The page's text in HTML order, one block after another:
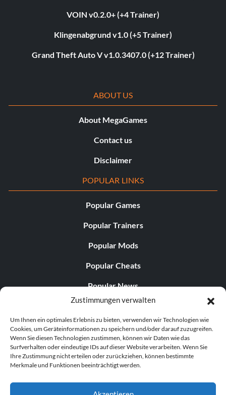
Zustimmungen verwalten
Um Ihnen ein optimales Erlebnis zu bieten, verwenden wir Technologien wie
Cookies, um Geräteinformationen zu speichern und/oder darauf zuzugreifen.
Wenn Sie diesen Technologien zustimmen, können wir Daten wie das
Surfverhalten oder eindeutige IDs auf dieser Website verarbeiten. Wenn Sie
Ihre Zustimmung nicht erteilen oder zurückziehen, können bestimmte
Merkmale und Funktionen beeinträchtigt werden.
VOIN v0.2.0+ (+4 Trainer)
Klingenabgrund v1.0 (+5 Trainer)
Grand Theft Auto V v1.0.3407.0 (+12 Trainer)
ABOUT US
About MegaGames
Contact us
Disclaimer
POPULAR LINKS
Popular Games
Popular Trainers
Popular Mods
Popular Cheats
Popular News
Popular Editorials
Popular Free Games
LATEST UPDATES